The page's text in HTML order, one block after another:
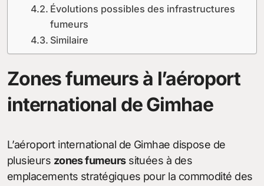
Évolutions possibles des infrastructures
fumeurs
Similaire
Zones fumeurs à l’aéroport
international de Gimhae
L’aéroport international de Gimhae dispose de
plusieurs zones fumeurssituées à des
emplacements stratégiques pour la commodité des